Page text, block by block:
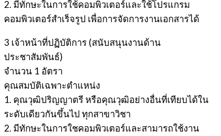
2. มีทักษะในการใช้คอมพิวเตอร์และใช้โปรแกรม
คอมพิวเตอร์สําเร็จรูป เพื่อการจัดการงานเอกสารได้
3 เจ้าหน้าที่ปฏิบัติการ (สนับสนุนงานด้าน
ประชาสัมพันธ์)
จํานวน 1 อัตรา
คุณสมบัติเฉพาะตำแหน่ง
1. คุณวุฒิปริญญาตรี หรือคุณวุฒิอย่างอื่นที่เทียบได้ใน
ระดับเดียวกันขึ้นไป ทุกสาขาวิชา
2. มีทักษะในการใชคอมพิวเตอร์และสามารถใช้งาน